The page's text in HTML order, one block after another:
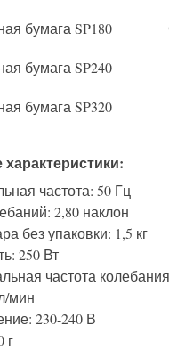
бумага SP180
бумага SP240
бумага SP320
характеристики:
частота: 50 Гц
2,80 наклон
без упаковки: 1,5 кг
250 Вт
частота
мин
230-240 В
г